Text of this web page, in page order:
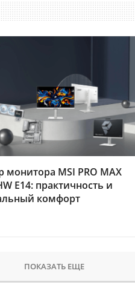
монитора MSI PRO MAX
E14: практичность и
комфорт
ПОКАЗАТЬ ЕЩЕ